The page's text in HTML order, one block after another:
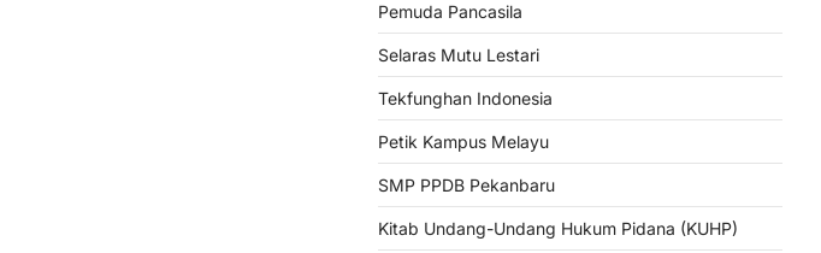
Pemuda Pancasila
Selaras Mutu Lestari
Tekfunghan Indonesia
Petik Kampus Melayu
SMP PPDB Pekanbaru
Kitab Undang-Undang Hukum Pidana (KUHP)